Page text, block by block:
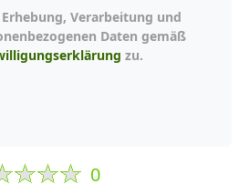
Daten gemäß
zu.
0